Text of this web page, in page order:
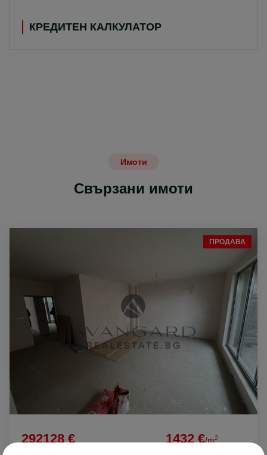
КРЕДИТЕН КАЛКУЛАТОР
Имоти
Свързани имоти
ПРОДАВА
292128 €
1432 €/m2